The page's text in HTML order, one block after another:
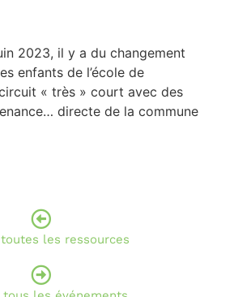
2023, il y a du changement
enfants de l’école de
« très » court avec des
directe de la commune
les ressources